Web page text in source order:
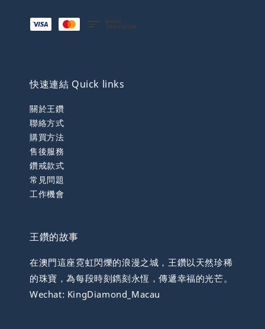
快速連結 Quick links
關於王鑽
聯絡方式
購買方法
售後服務
鑽戒款式
常見問題
工作機會
王鑽的故事
在澳門這座霓虹閃爍的浪漫之城，王鑽以天然珍稀
的珠寶，為每段時刻鐫刻永恆，傳遞幸福的光芒。
Wechat: KingDiamond_Macau